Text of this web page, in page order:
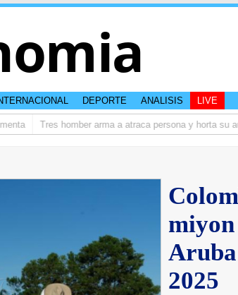
DEPORTE ANALISIS LIVE
Tres homber arma a atraca persona y horta su auto
2025